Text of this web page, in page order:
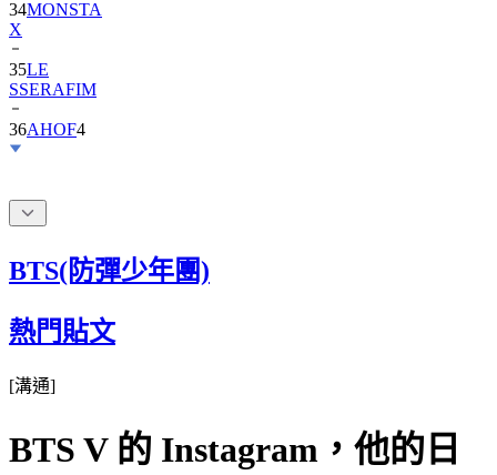
35
SSERAFIM
36AHOF4
BTS(防彈少年團)
熱門貼文
[溝通]
BTS V 的 Instagram，他的日